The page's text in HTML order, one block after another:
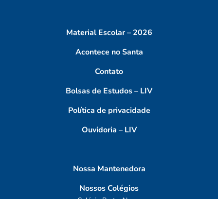
Material Escolar – 2026
Acontece no Santa
Contato
Bolsas de Estudos – LIV
Política de privacidade
Ouvidoria – LIV
Nossa Mantenedora
Nossos Colégios